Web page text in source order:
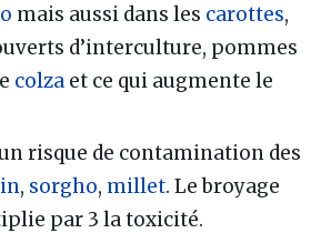
mais aussi dans les carottes,
d’interculture, pommes
colza et ce qui augmente le
risque de contamination des
, sorgho, millet. Le broyage
par 3 la toxicité.